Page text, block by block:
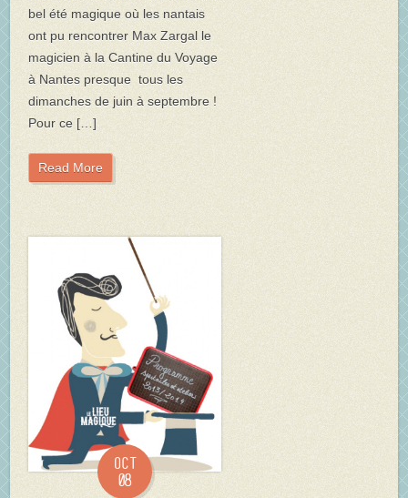
bel été magique où les nantais
ont pu rencontrer Max Zargal le
magicien à la Cantine du Voyage
à Nantes presque tous les
dimanches de juin à septembre !
Pour ce […]
Read More
Oct
08